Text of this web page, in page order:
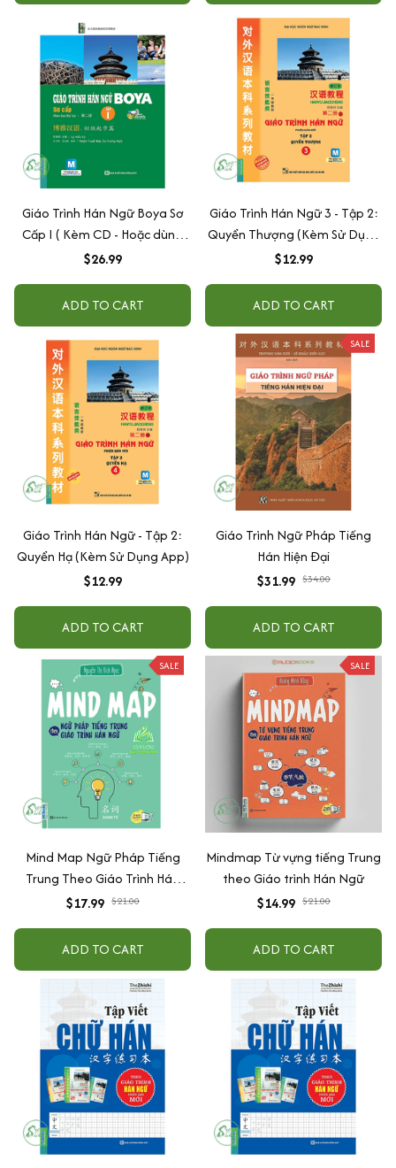
Giáo Trình Hán Ngữ Boya Sơ
Cấp I ( Kèm CD - Hoặc dùng
App)
$26.99
ADD TO CART
Giáo Trình Hán Ngữ 3 - Tập 2:
Quyển Thượng (Kèm Sử Dụng
App)
$12.99
ADD TO CART
Giáo Trình Hán Ngữ - Tập 2:
Quyển Hạ (Kèm Sử Dụng App)
$12.99
ADD TO CART
SALE
Giáo Trình Ngữ Pháp Tiếng
Hán Hiện Đại
$31.99 $34.00
ADD TO CART
SALE
Mind Map Ngữ Pháp Tiếng
Trung Theo Giáo Trình Hán
Ngữ
$17.99 $21.00
ADD TO CART
SALE
Mindmap Từ vựng tiếng Trung
theo Giáo trình Hán Ngữ
$14.99 $21.00
ADD TO CART